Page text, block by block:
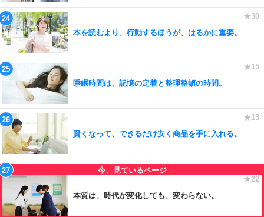
本を読むより、行動するほうが、はるかに重要。
睡眠時間は、記憶の定着と整理整頓の時間。
賢くなって、できるだけ安く商品を手に入れる。
本質は、時代が変化しても、変わらない。